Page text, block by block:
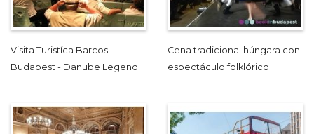
Visita Turistíca Barcos
Budapest - Danube Legend
Cena tradicional húngara con
espectáculo folklórico